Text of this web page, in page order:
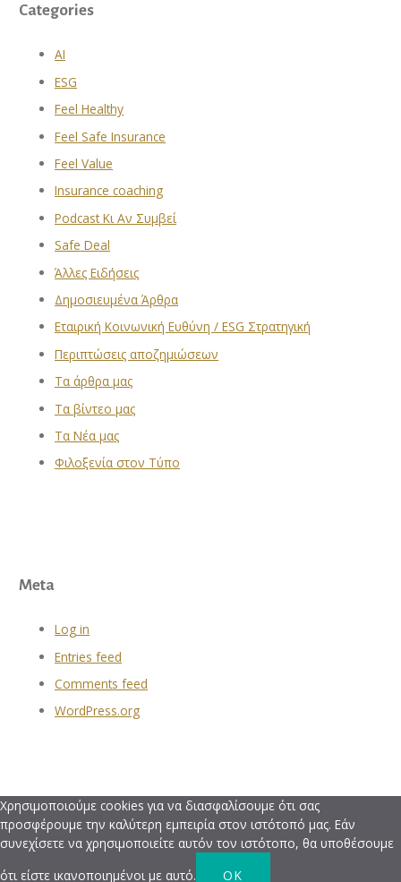
Categories
AI
ESG
Feel Healthy
Feel Safe Insurance
Feel Value
Insurance coaching
Podcast Κι Αν Συμβεί
Safe Deal
Άλλες Ειδήσεις
Δημοσιευμένα Άρθρα
Εταιρική Κοινωνική Ευθύνη / ESG Στρατηγική
Περιπτώσεις αποζημιώσεων
Τα άρθρα μας
Τα βίντεο μας
Τα Νέα μας
Φιλοξενία στον Τύπο
Meta
Log in
Entries feed
Comments feed
WordPress.org
Χρησιμοποιούμε cookies για να διασφαλίσουμε ότι σας
προσφέρουμε την καλύτερη εμπειρία στον ιστότοπό μας. Εάν
συνεχίσετε να χρησιμοποιείτε αυτόν τον ιστότοπο, θα υποθέσουμε
ότι είστε ικανοποιημένοι με αυτό.
OK